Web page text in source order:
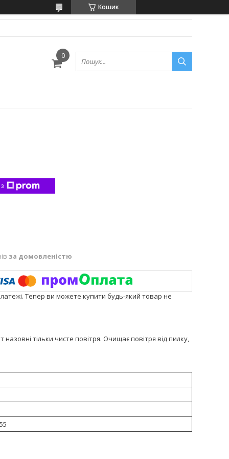
Кошик
за домовленістю
Тепер ви можете купити будь-який товар не
тільки чисте повітря. Очищає повітря від пилку,